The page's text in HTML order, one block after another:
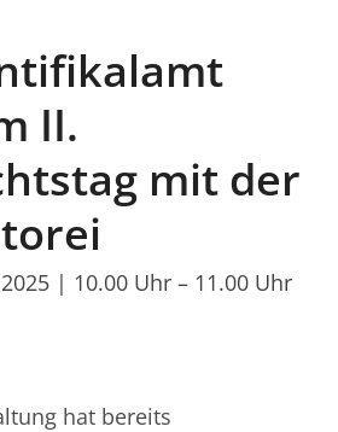
II.
mit der
| 10.00 Uhr – 11.00 Uhr
hat bereits